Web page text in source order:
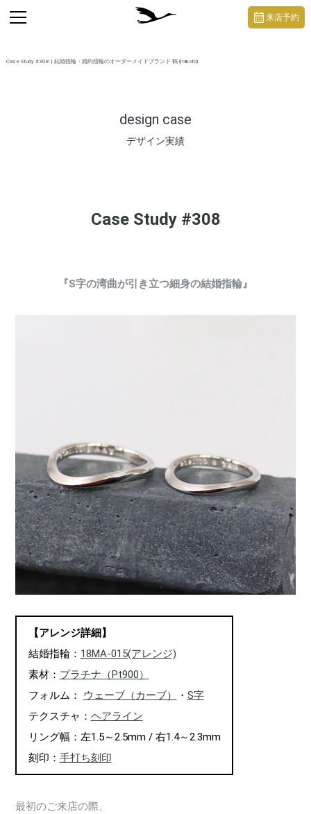
Case Study #308 | 結婚指輪・婚約指輪のオーダーメイドブランド 鶴 (mikoto)
design case
デザイン実績
toggle
navigation
来店予約
Case Study #308
『S字の湾曲が引き立つ細身の結婚指輪』
【アレンジ詳細】
結婚指輪： 18MA-015(アレンジ)
素材： プラチナ（Pt900）
フォルム： ウェーブ（カーブ） ・ S字
テクスチャ： ヘアライン
リング幅：左1.5～2.5mm / 右1.4～2.3mm
刻印： 手打ち刻印
最初のご来店の際、